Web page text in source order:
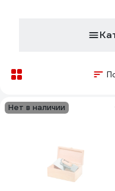
Нет в наличии